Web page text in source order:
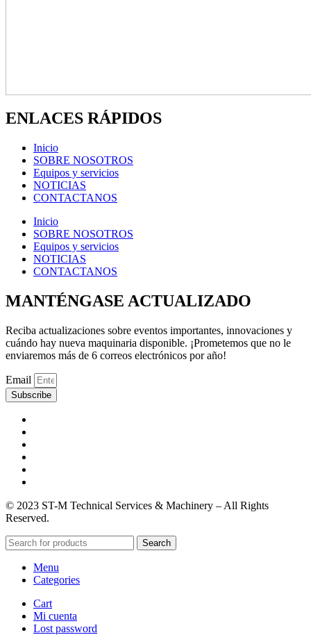
ENLACES RÁPIDOS
Inicio
SOBRE NOSOTROS
Equipos y servicios
NOTICIAS
CONTACTANOS
Inicio
SOBRE NOSOTROS
Equipos y servicios
NOTICIAS
CONTACTANOS
MANTÉNGASE ACTUALIZADO
Reciba actualizaciones sobre eventos importantes, innovaciones y
cuándo hay nueva maquinaria disponible. ¡Prometemos que no le
enviaremos más de 6 correos electrónicos por año!
Email
Subscribe
© 2023 ST-M Technical Services & Machinery – All Rights
Reserved.
Search
Menu
Categories
Cart
Mi cuenta
Lost password